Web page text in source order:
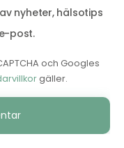
nyheter, hälsotips
post.
och Googles
gäller.